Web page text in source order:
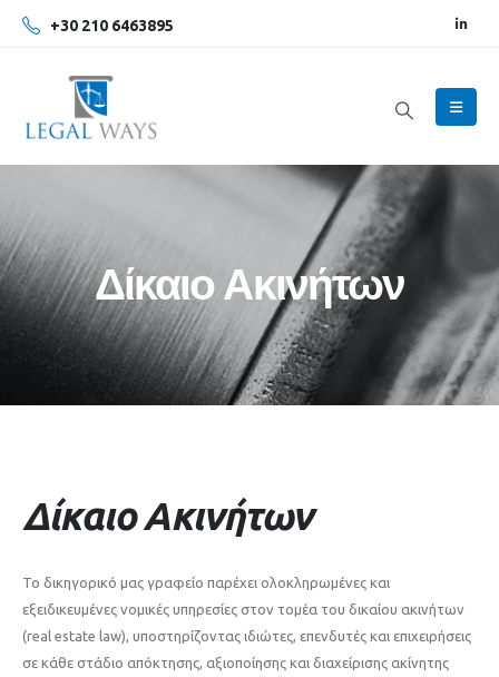
+30 210 6463895
Δίκαιο Ακινήτων
Δίκαιο Ακινήτων
Το δικηγορικό μας γραφείο παρέχει ολοκληρωμένες και
εξειδικευμένες νομικές υπηρεσίες στον τομέα του δικαίου ακινήτων
(real estate law), υποστηρίζοντας ιδιώτες, επενδυτές και επιχειρήσεις
σε κάθε στάδιο απόκτησης, αξιοποίησης και διαχείρισης ακίνητης